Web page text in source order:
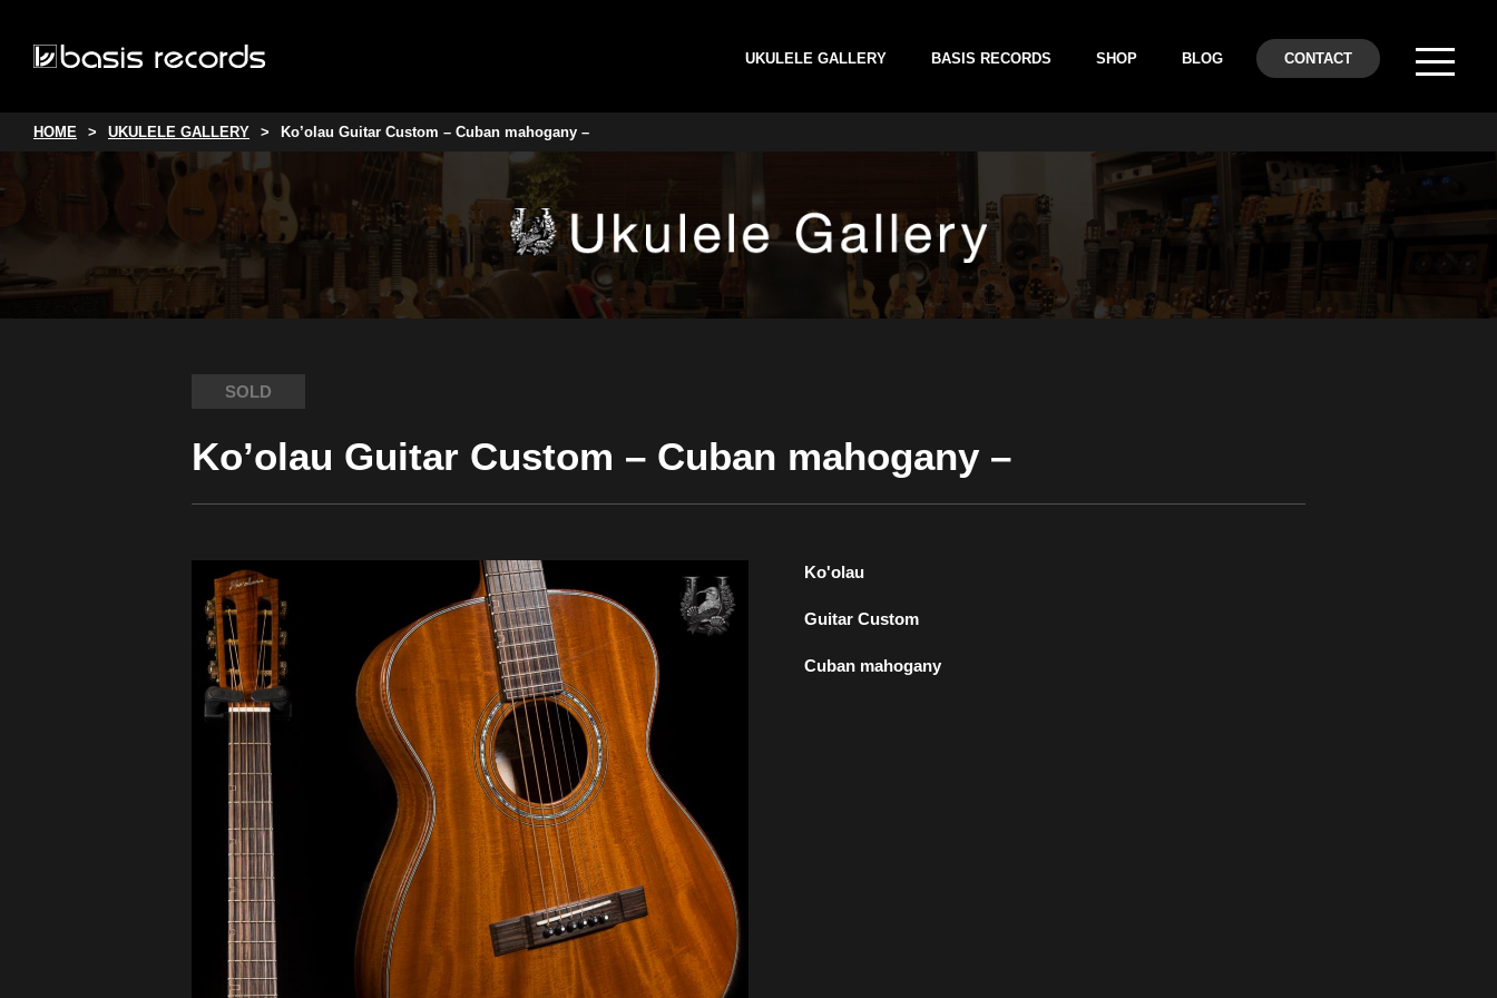
UKULELE GALLERY BASIS RECORDS SHOP BLOG CONTACT
HOME UKULELE GALLERY Ko’olau Guitar Custom – Cuban mahogany –
SOLD
Ko’olau Guitar Custom – Cuban mahogany –
Ko'olau
Guitar Custom
Cuban mahogany